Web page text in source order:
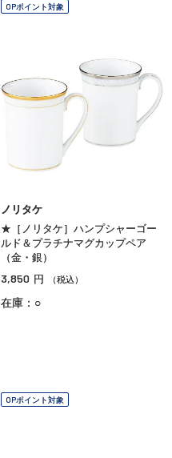
OPポイント対象
ノリタケ
★［ノリタケ］ハンプシャーゴー
ルド＆プラチナマグカップペア
（金・銀）
3,850 円 （税込）
在庫：○
OPポイント対象